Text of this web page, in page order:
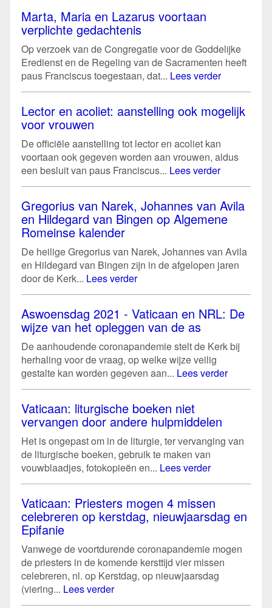
Marta, Maria en Lazarus voortaan
verplichte gedachtenis
Op verzoek van de Congregatie voor de Goddelijke
Eredienst en de Regeling van de Sacramenten heeft
paus Franciscus toegestaan, dat... Lees verder
Lector en acoliet: aanstelling ook mogelijk
voor vrouwen
De officiële aanstelling tot lector en acoliet kan
voortaan ook gegeven worden aan vrouwen, aldus
een besluit van paus Franciscus... Lees verder
Gregorius van Narek, Johannes van Avila
en Hildegard van Bingen op Algemene
Romeinse kalender
De heilige Gregorius van Narek, Johannes van Avila
en Hildegard van Bingen zijn in de afgelopen jaren
door de Kerk... Lees verder
Aswoensdag 2021 - Vaticaan en NRL: De
wijze van het opleggen van de as
De aanhoudende coronapandemie stelt de Kerk bij
herhaling voor de vraag, op welke wijze veilig
gestalte kan worden gegeven aan... Lees verder
Vaticaan: liturgische boeken niet
vervangen door andere hulpmiddelen
Het is ongepast om in de liturgie, ter vervanging van
de liturgische boeken, gebruik te maken van
vouwblaadjes, fotokopieën en... Lees verder
Vaticaan: Priesters mogen 4 missen
celebreren op kerstdag, nieuwjaarsdag en
Epifanie
Vanwege de voortdurende coronapandemie mogen
de priesters in de komende kersttijd vier missen
celebreren, nl. op Kerstdag, op nieuwjaarsdag
(viering... Lees verder